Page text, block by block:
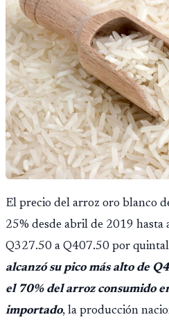
El precio del arroz oro blanco
25% desde abril de 2019
Q327.50 a Q407.50 por
alcanzó su pico más alto de
el 70% del arroz consumido
importado, la producción